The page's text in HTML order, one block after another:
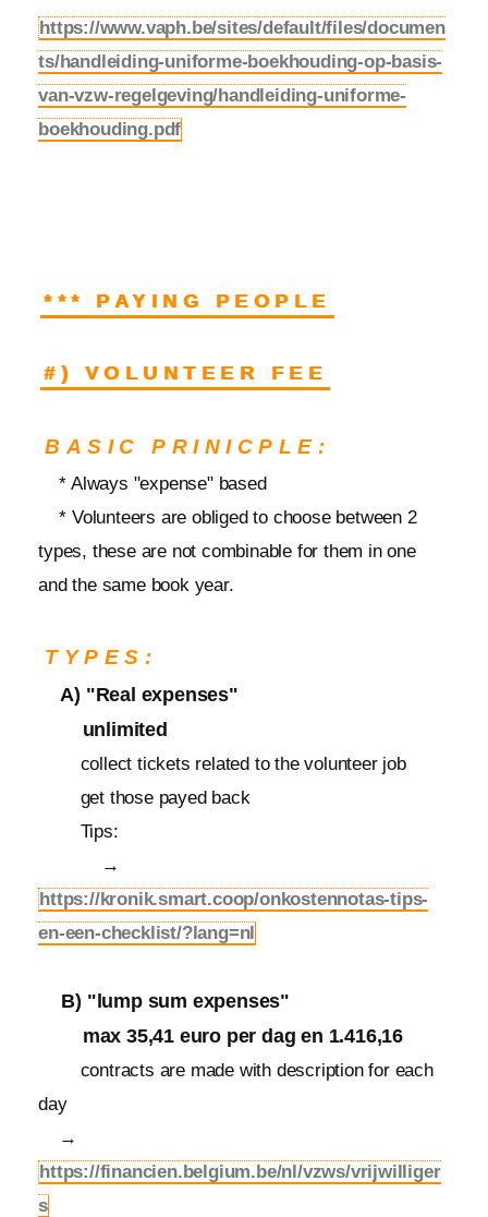
https://www.vaph.be/sites/default/files/documen
ts/handleiding-uniforme-boekhouding-op-basis-
van-vzw-regelgeving/handleiding-uniforme-
boekhouding.pdf
*** PAYING PEOPLE
#) VOLUNTEER FEE
BASIC PRINICPLE:
* Always "expense" based
* Volunteers are obliged to choose between 2
types, these are not combinable for them in one
and the same book year.
TYPES:
A) "Real expenses"
unlimited
collect tickets related to the volunteer job
get those payed back
Tips:
→
https://kronik.smart.coop/onkostennotas-tips-
en-een-checklist/?lang=nl
B) "lump sum expenses"
max 35,41 euro per dag en 1.416,16
contracts are made with description for each
day
→
https://financien.belgium.be/nl/vzws/vrijwilliger
s